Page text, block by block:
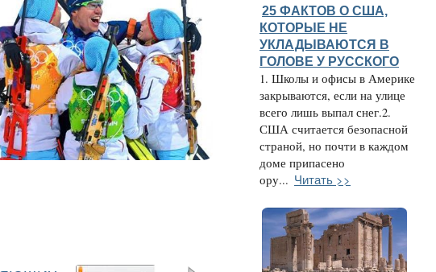
25 ФАКТОВ О США,
КОТОРЫЕ НЕ
УКЛАДЫВАЮТСЯ В
ГОЛОВЕ У РУССКОГО
1. Школы и офисы в Америке
закрываются, если на улице
всего лишь выпал снег.2.
США считается безопасной
страной, но почти в каждом
доме припасено
ору... Читать >>